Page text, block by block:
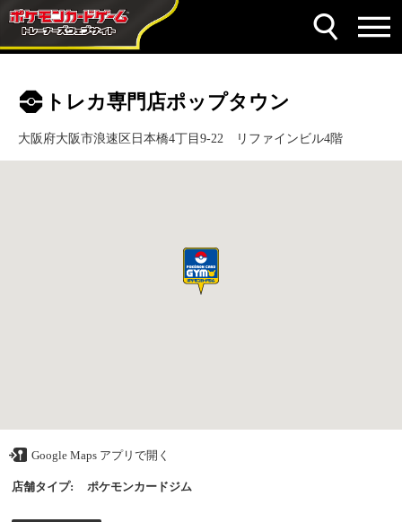
トレカ専門店ポップタウン
大阪府大阪市浪速区日本橋4丁目9-22 リファインビル4階
Google Maps アプリで開く
店舗タイプ: ポケモンカードジム